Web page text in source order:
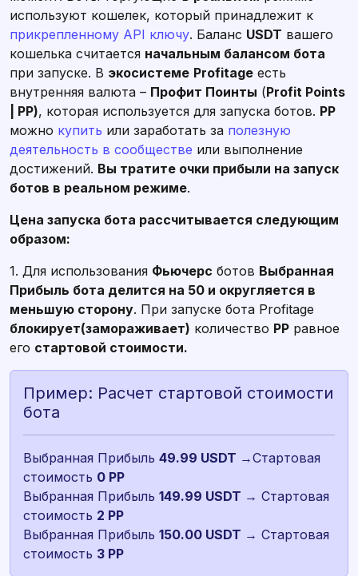
используют кошелек, который принадлежит к
прикрепленному API ключу. Баланс USDT вашего
кошелька считается начальным балансом бота
при запуске. В экосистеме Profitage есть
внутренняя валюта – Профит Поинты (Profit Points
| PP), которая используется для запуска ботов. PP
можно купить или заработать за полезную
деятельность в сообществе или выполнение
достижений. Вы тратите очки прибыли на запуск
ботов в реальном режиме.
Цена запуска бота рассчитывается следующим
образом:
1. Для использования Фьючерс ботов Выбранная
Прибыль бота делится на 50 и округляется в
меньшую сторону. При запуске бота Profitage
блокирует(замораживает) количество PP равное
его стартовой стоимости.
Пример: Расчет стартовой стоимости
бота
Выбранная Прибыль 49.99 USDT →Стартовая
стоимость
Выбранная Прибыль 149.99 USDT → Стартовая
стоимость
Выбранная Прибыль 150.00 USDT → Стартовая
стоимость 3 PP